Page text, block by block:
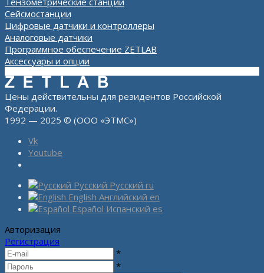
Сейсмостанции
Цифровые датчики и контроллеры
Аналоговые датчики
Программное обеспечение ZETLAB
Аксессуары и опции
Цены действительны для резидентов Российской
Федерации.
1992 — 2025 © (ООО «ЭТМС»)
Vk
Youtube
Русский Русский ru
English Английский en
Español Испанский es
Авторизация
Регистрация
*
*